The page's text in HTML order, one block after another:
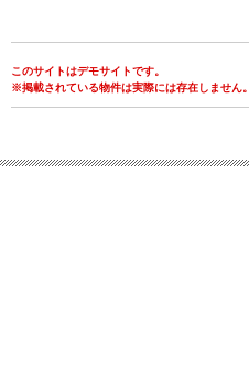
このサイトはデモサイトです。
※掲載されている物件は実際には存在しません。